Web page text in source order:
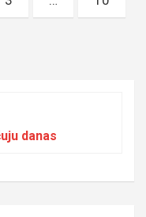
danas